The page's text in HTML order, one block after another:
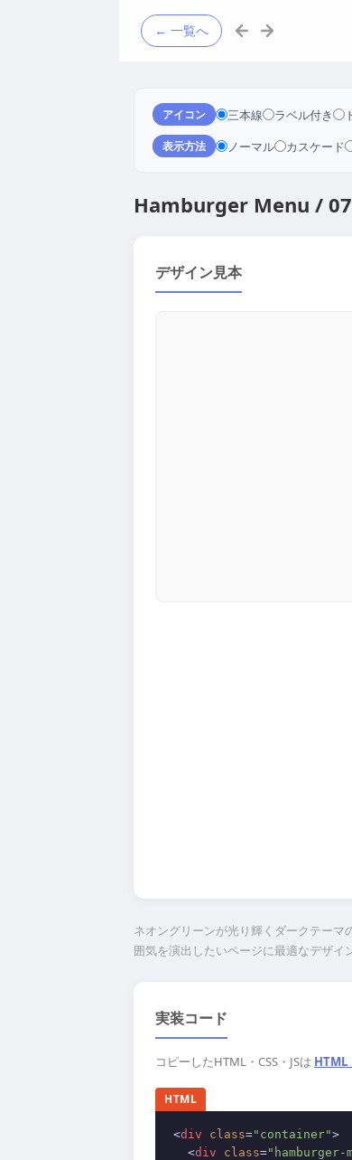
← 一覧へ
アイコン 三本線 ラベル付き
表示方法 ノーマル カスケード
Hamburger Menu /
デザイン見本
ネオングリーンが光り輝くダークテー
囲気を演出したいページに最適なデザイ
実装コード
コピーしたHTML・CSS・JSは HTML
HTML
<div class="container">
<div class="hamburger-